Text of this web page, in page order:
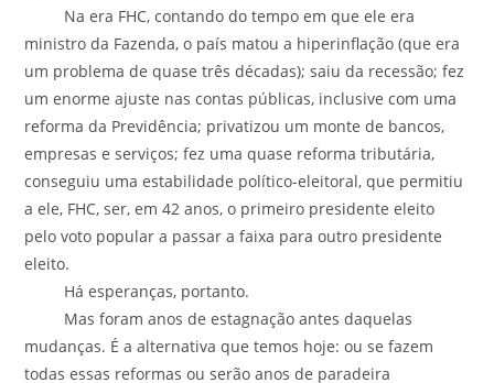
Na era FHC, contando do tempo em que ele era
ministro da Fazenda, o país matou a hiperinflação (que era
um problema de quase três décadas); saiu da recessão; fez
um enorme ajuste nas contas públicas, inclusive com uma
reforma da Previdência; privatizou um monte de bancos,
empresas e serviços; fez uma quase reforma tributária,
conseguiu uma estabilidade político-eleitoral, que permitiu
a ele, FHC, ser, em 42 anos, o primeiro presidente eleito
pelo voto popular a passar a faixa para outro presidente
eleito.
Há esperanças, portanto.
Mas foram anos de estagnação antes daquelas
mudanças. É a alternativa que temos hoje: ou se fazem
todas essas reformas ou serão anos de paradeira